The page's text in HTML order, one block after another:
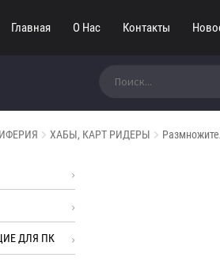
Главная О Нас Контакты
ХАБЫ, КАРТ РИДЕРЫ
ДЛЯ ПК